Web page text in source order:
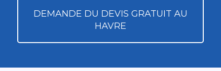
DEMANDE DU DEVIS GRATUIT AU
HAVRE